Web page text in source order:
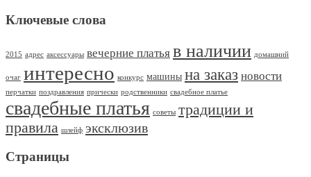
Ключевые слова
2015 адрес аксессуары вечерние платья в наличии домашний
очаг интересно конкурс машины на заказ новости
перчатки поздравления прически родственники свадебное платье
свадебные платья советы традиции и
правила шлейф эксклюзив
Страницы